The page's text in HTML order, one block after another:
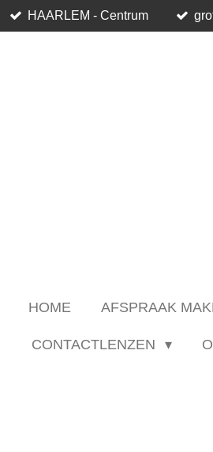
HAARLEM - Centrum
HOME AFSPRAAK
CONTACTLENZEN